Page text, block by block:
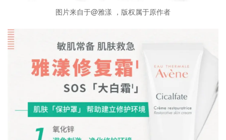
图片来自于@雅漾 ，版权属于原作者